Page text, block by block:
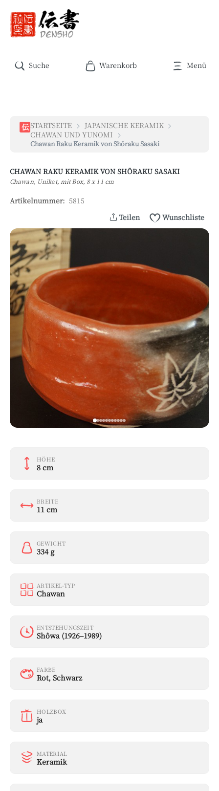
Zum Hauptinhalt springen
Suche Warenkorb
Warenkorb enthält 0 Positionen. Der
Menü
伝STARTSEITE
JAPANISCHE KERAMIK
CHAWAN UND YUNOMI
Chawan Raku Keramik von Shōraku Sasaki
CHAWAN RAKU KERAMIK VON SHŌRAKU SASAKI
Chawan, Unikat, mit Box, 8 x 11 cm
Artikelnummer: 5815
Teilen
Wunschliste
HÖHE
8 cm
BREITE
11 cm
GEWICHT
334 g
ARTIKEL-TYP
Chawan
ENTSTEHUNGSZEIT
Shôwa (1926–1989)
FARBE
Rot, Schwarz
HOLZBOX
ja
MATERIAL
Keramik